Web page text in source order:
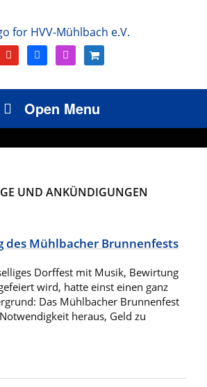
youtubefacebookinstagramshopping-
Open Menu
UND ANKÜNDIGUNGEN
des Mühlbacher Brunnenfests
Dorffest mit Musik, Bewirtung
wird, hatte einst einen ganz
Das Mühlbacher Brunnenfest
heraus, Geld zu